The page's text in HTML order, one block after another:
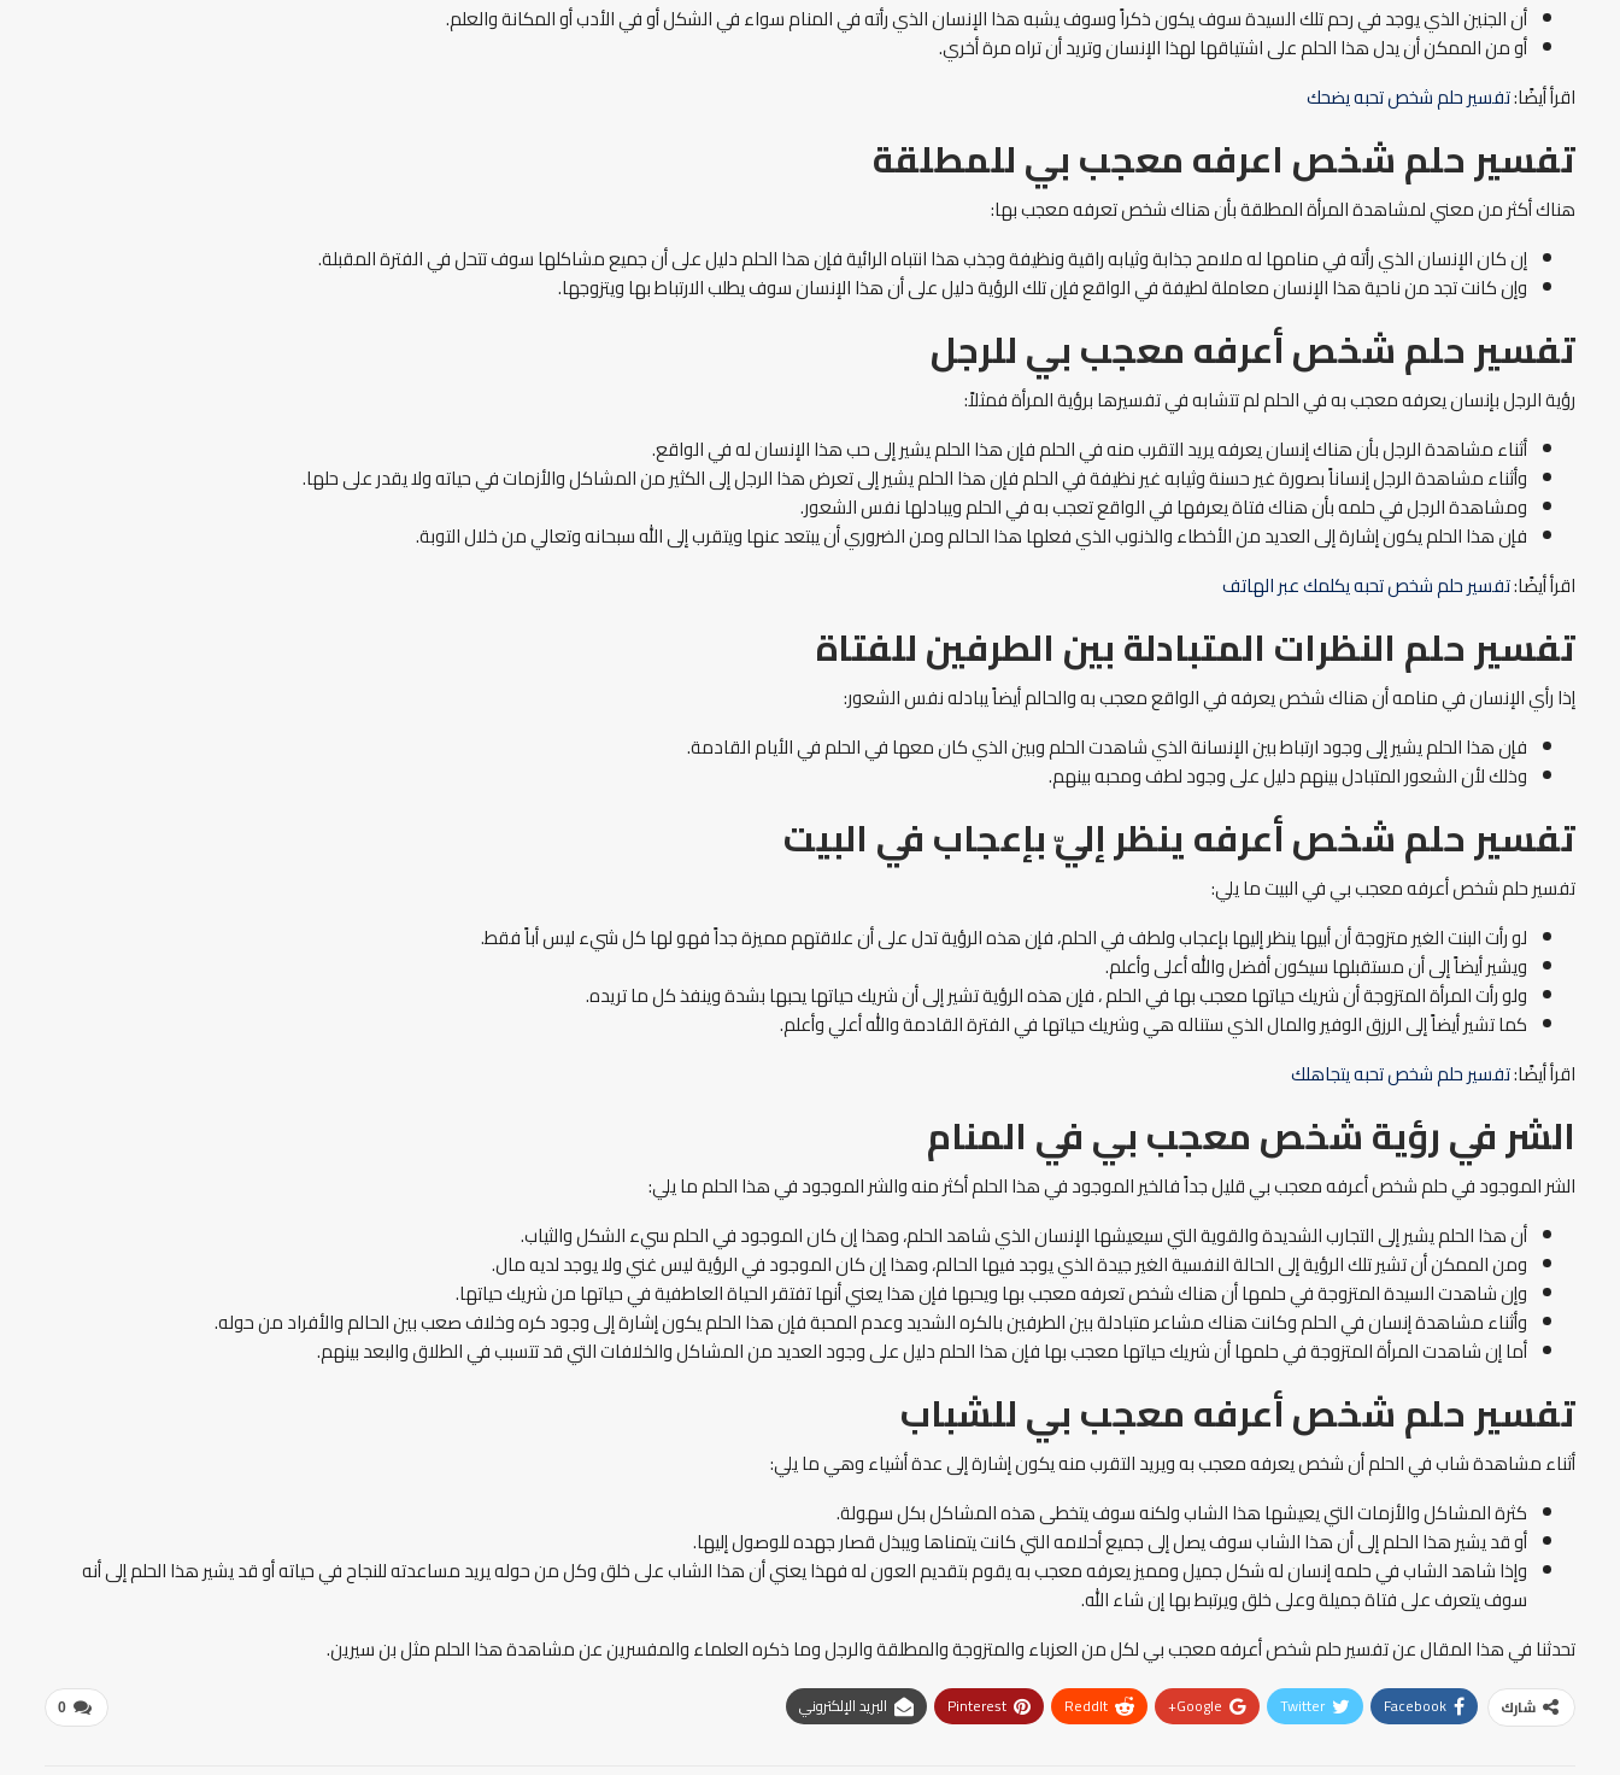
أن الجنين الذي يوجد في رحم تلك السيدة سوف يكون ذكراً وسوف يشبه هذا الإنسان الذي رأته في المنام سواء في الشكل أو في الأدب أو المكانة والعلم.
أو من الممكن أن يدل هذا الحلم على اشتياقها لهذا الإنسان وتريد أن تراه مرة أخري.
اقرأ أيضًا:تفسير حلم شخص تحبه يضحك
تفسير حلم شخص اعرفه معجب بي للمطلقة
هناك أكثر من معني لمشاهدة المرأة المطلقة بأن هناك شخص تعرفه معجب بها:
إن كان الإنسان الذي رأته في منامها له ملامح جذابة وثيابه راقية ونظيفة وجذب هذا انتباه الرائية فإن هذا الحلم دليل على أن جميع مشاكلها سوف تتحل في الفترة المقبلة.
وإن كانت تجد من ناحية هذا الإنسان معاملة لطيفة في الواقع فإن تلك الرؤية دليل على أن هذا الإنسان سوف يطلب الارتباط بها ويتزوجها.
تفسير حلم شخص أعرفه معجب بي للرجل
رؤية الرجل بإنسان يعرفه معجب به في الحلم لم تتشابه في تفسيرها برؤية المرأة فمثلاً:
أثناء مشاهدة الرجل بأن هناك إنسان يعرفه يريد التقرب منه في الحلم فإن هذا الحلم يشير إلى حب هذا الإنسان له في الواقع.
وأثناء مشاهدة الرجل إنساناً بصورة غير حسنة وثيابه غير نظيفة في الحلم فإن هذا الحلم يشير إلى تعرض هذا الرجل إلى الكثير من المشاكل والأزمات في حياته ولا يقدر على حلها.
ومشاهدة الرجل في حلمه بأن هناك فتاة يعرفها في الواقع تعجب به في الحلم ويبادلها نفس الشعور.
فإن هذا الحلم يكون إشارة إلى العديد من الأخطاء والذنوب الذي فعلها هذا الحالم ومن الضروري أن يبتعد عنها ويتقرب إلى الله سبحانه وتعالي من خلال التوبة.
اقرأ أيضًا:تفسير حلم شخص تحبه يكلمك عبر الهاتف
تفسير حلم النظرات المتبادلة بين الطرفين للفتاة
إذا رأي الإنسان في منامه أن هناك شخص يعرفه في الواقع معجب به والحالم أيضاً يبادله نفس الشعور:
فإن هذا الحلم يشير إلى وجود ارتباط بين الإنسانة الذي شاهدت الحلم وبين الذي كان معها في الحلم في الأيام القادمة.
وذلك لأن الشعور المتبادل بينهم دليل على وجود لطف ومحبه بينهم.
تفسير حلم شخص أعرفه ينظر إليّ بإعجاب في البيت
تفسير حلم شخص أعرفه معجب بي في البيت ما يلي:
لو رأت البنت الغير متزوجة أن أبيها ينظر إليها بإعجاب ولطف في الحلم، فإن هذه الرؤية تدل على أن علاقتهم مميزة جداً فهو لها كل شيء ليس أباً فقط.
ويشير أيضاً إلى أن مستقبلها سيكون أفضل والله أعلى وأعلم.
ولو رأت المرأة المتزوجة أن شريك حياتها معجب بها في الحلم ، فإن هذه الرؤية تشير إلى أن شريك حياتها يحبها بشدة وينفذ كل ما تريده.
كما تشير أيضاً إلى الرزق الوفير والمال الذي ستناله هي وشريك حياتها في الفترة القادمة والله أعلي وأعلم.
اقرأ أيضًا:تفسير حلم شخص تحبه يتجاهلك
الشر في رؤية شخص معجب بي في المنام
الشر الموجود في حلم شخص أعرفه معجب بي قليل جداً فالخير الموجود في هذا الحلم أكثر منه والشر الموجود في هذا الحلم ما يلي:
أن هذا الحلم يشير إلى التجارب الشديدة والقوية التي سيعيشها الإنسان الذي شاهد الحلم، وهذا إن كان الموجود في الحلم سيء الشكل والثياب.
ومن الممكن أن تشير تلك الرؤية إلى الحالة النفسية الغير جيدة الذي يوجد فيها الحالم، وهذا إن كان الموجود في الرؤية ليس غني ولا يوجد لديه مال.
وإن شاهدت السيدة المتزوجة في حلمها أن هناك شخص تعرفه معجب بها ويحبها فإن هذا يعني أنها تفتقر الحياة العاطفية في حياتها من شريك حياتها.
وأثناء مشاهدة إنسان في الحلم وكانت هناك مشاعر متبادلة بين الطرفين بالكره الشديد وعدم المحبة فإن هذا الحلم يكون إشارة إلى وجود كره وخلاف صعب بين الحالم والأفراد من حوله.
أما إن شاهدت المرأة المتزوجة في حلمها أن شريك حياتها معجب بها فإن هذا الحلم دليل على وجود العديد من المشاكل والخلافات التي قد تتسبب في الطلاق والبعد بينهم.
تفسير حلم شخص أعرفه معجب بي للشباب
أثناء مشاهدة شاب في الحلم أن شخص يعرفه معجب به ويريد التقرب منه يكون إشارة إلى عدة أشياء وهي ما يلي:
كثرة المشاكل والأزمات التي يعيشها هذا الشاب ولكنه سوف يتخطى هذه المشاكل بكل سهولة.
أو قد يشير هذا الحلم إلى أن هذا الشاب سوف يصل إلى جميع أحلامه التي كانت يتمناها ويبذل قصار جهده للوصول إليها.
وإذا شاهد الشاب في حلمه إنسان له شكل جميل ومميز يعرفه معجب به يقوم بتقديم العون له فهذا يعني أن هذا الشاب على خلق وكل من حوله يريد مساعدته للنجاح في حياته أو قد يشير هذا الحلم إلى أنه
سوف يتعرف على فتاة جميلة وعلى خلق ويرتبط بها إن شاء الله.
تحدثنا في هذا المقال عن تفسير حلم شخص أعرفه معجب بي لكل من العزباء والمتزوجة والمطلقة والرجل وما ذكره العلماء والمفسرين عن مشاهدة هذا الحلم مثل بن سيرين.
0 شارك Facebook
Twitter
Google+
ReddIt
Pinterest البريد الإلكتروني